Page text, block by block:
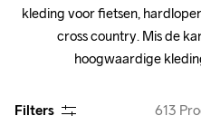
kleding voor fietsen,
cross country. Mis de
hoogwaardige
Filters 613